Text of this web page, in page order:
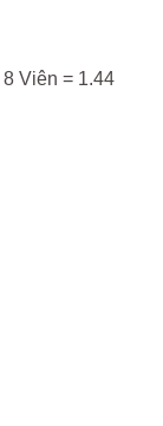
Viên = 1.44